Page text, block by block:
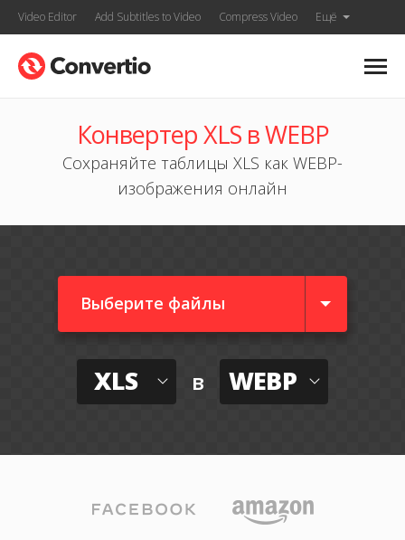
Video Editor Add Subtitles to Video Compress Video Ещё
Конвертер XLS в WEBP
Сохраняйте таблицы XLS как WEBP-
изображения онлайн
Выберите файлы
XLS в WEBP